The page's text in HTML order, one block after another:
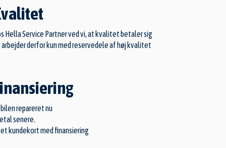
Hella Service Partner ved vi, at kvalitet betaler sig
arbejder derfor kun med reservedele af høj kvalitet
bilen repareret nu
senere.
et kundekort med finansiering